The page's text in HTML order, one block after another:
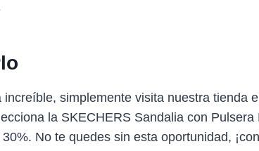
simplemente visita nuestra tienda
la SKECHERS Sandalia con Pulsera
No te quedes sin esta oportunidad,